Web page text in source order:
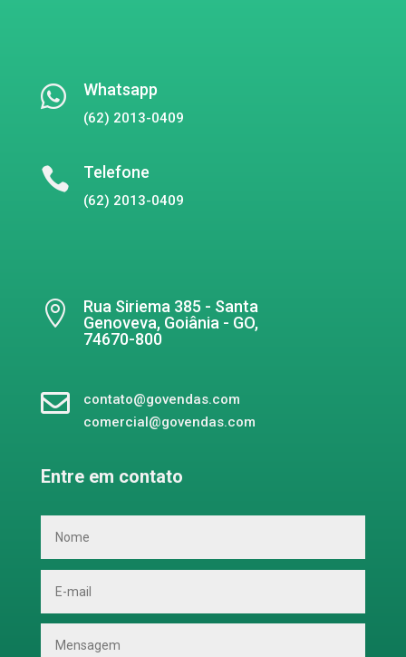
 Whatsapp
(62) 2013-0409
 Telefone
(62) 2013-0409

Rua Siriema 385 - Santa
Genoveva, Goiânia - GO,
74670-800

contato@govendas.com
comercial@govendas.com
Entre em contato